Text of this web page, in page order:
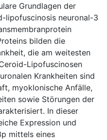
Grundlagen der
lipofuscinosis neuronal-3
bilden die
die am weitesten
Lipofuscinosen
Krankheiten sind
myoklonische Anfälle,
sowie Störungen der
In dieser
Expression und
mittels eines